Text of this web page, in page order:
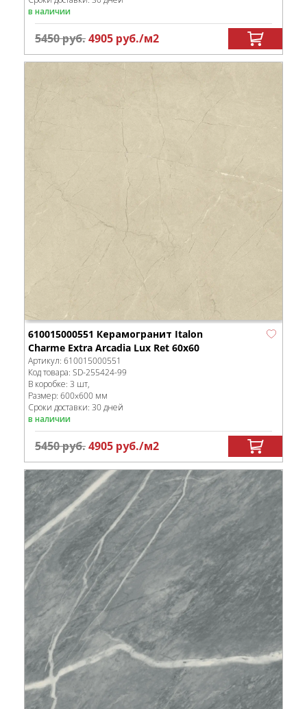
в наличии
5450руб.4905 руб./м2
610015000551 Керамогранит Italon
Charme Extra Arcadia Lux Ret 60x60
Артикул: 610015000551
Код товара: SD-255424-99
В коробке: 3 шт,
Размер: 600x600 мм
Сроки доставки: 30 дней
в наличии
5450руб.4905 руб./м2